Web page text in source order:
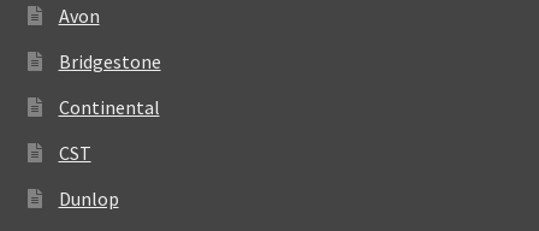
Avon
Bridgestone
Continental
CST
Dunlop